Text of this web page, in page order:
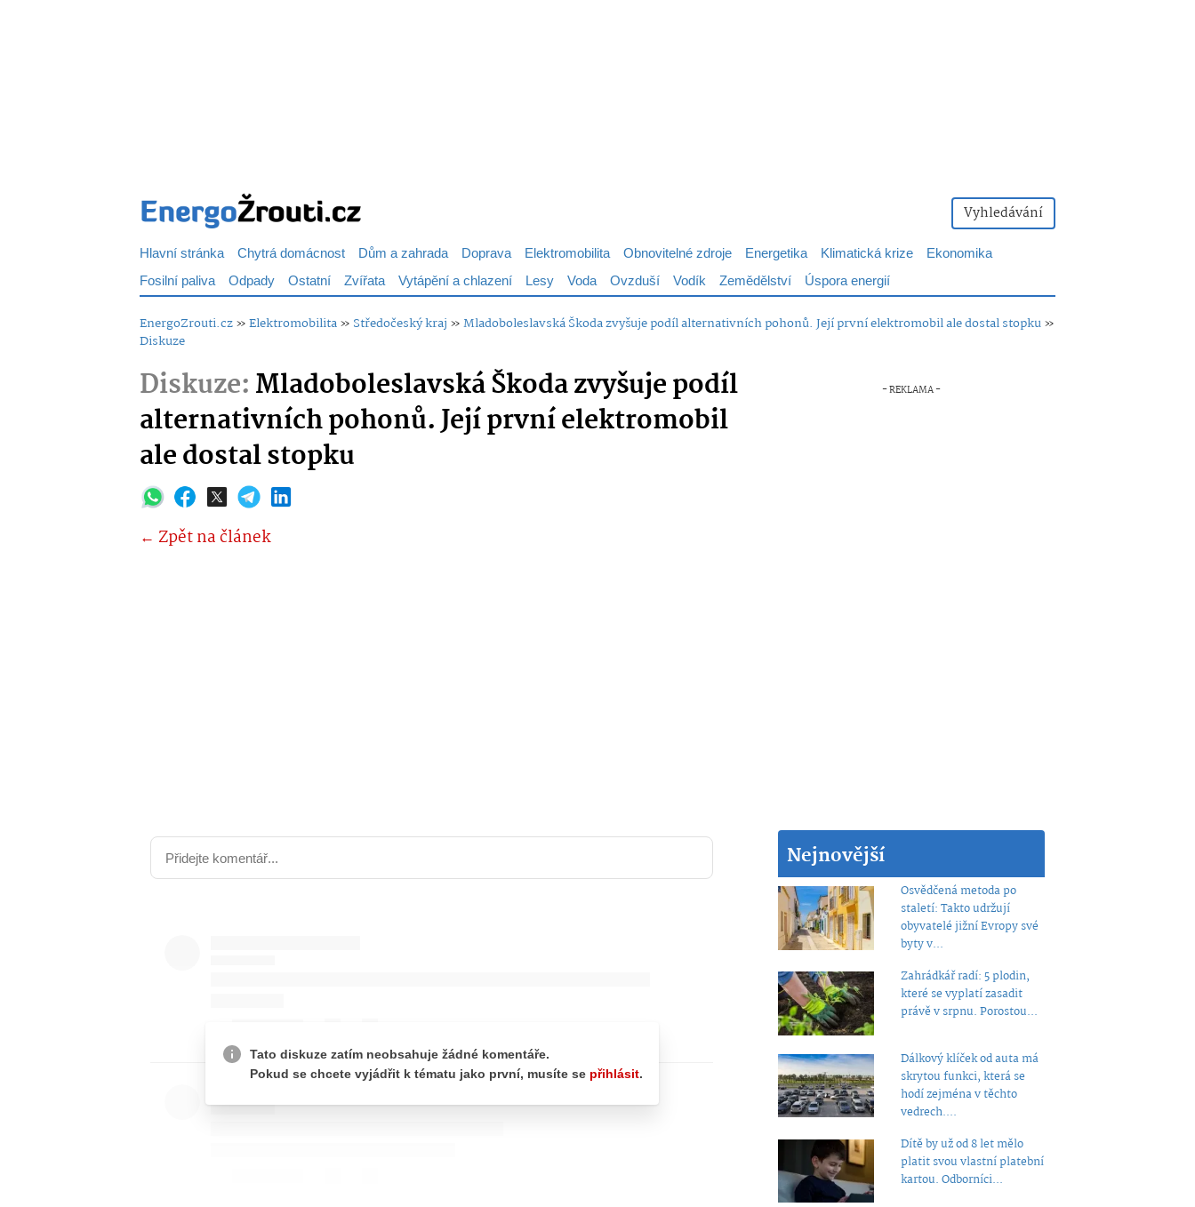
Vyhledávání
Hlavní stránka Chytrá domácnost Dům a zahrada Doprava Elektromobilita Obnovitelné zdroje Energetika Klimatická krize
Ekonomika
Fosilní paliva Odpady Ostatní Zvířata Vytápění a chlazení Lesy Voda Ovzduší Vodík Zemědělství Úspora energií
EnergoZrouti.cz»Elektromobilita» Středočeský kraj »Mladoboleslavská Škoda zvyšuje podíl alternativních pohonů. Její první elektromobil ale dostal stopku»
Diskuze
Diskuze:Mladoboleslavská Škoda zvyšuje podíl
alternativních pohonů. Její první elektromobil
ale dostal stopku
← Zpět na článek
Nejnovější
Osvědčená metoda po
staletí: Takto udržují
obyvatelé jižní Evropy své
byty v...
Zahrádkář radí: 5 plodin,
které se vyplatí zasadit
právě v srpnu. Porostou...
Dálkový klíček od auta má
skrytou funkci, která se
hodí zejména v těchto
vedrech....
Dítě by už od 8 let mělo
platit svou vlastní platební
kartou. Odborníci...